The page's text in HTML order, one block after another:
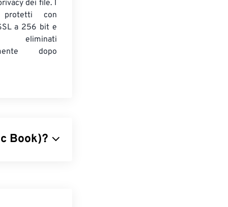
dei file. I
con
a 256 bit e
eliminati
dopo
Book)?
di file